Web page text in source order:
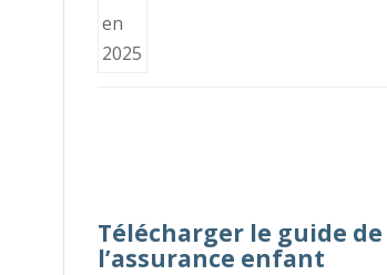
Télécharger le guide de
l’assurance enfant